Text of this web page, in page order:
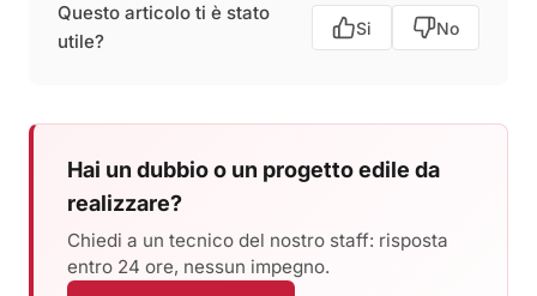
Questo articolo ti è stato
utile?
Si No
Hai un dubbio o un progetto edile da
realizzare?
Chiedi a un tecnico del nostro staff: risposta
entro 24 ore, nessun impegno.